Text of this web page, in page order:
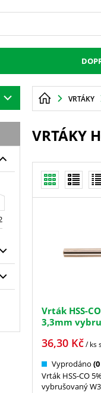
VRTÁKY
VRTÁKY
Vrták HSS-
3,3mm
36,30Kč/ ks
Vyprodáno
Vrták HSS-CO
vybrušovaný